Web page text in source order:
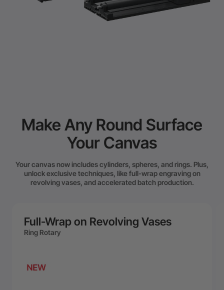
Make Any Round Surface
Your Canvas
Your canvas now includes cylinders, spheres, and rings. Plus,
unlock exclusive techniques, like full-wrap engraving on
revolving vases, and accelerated batch production.
Full-Wrap on Revolving Vases
Ring Rotary